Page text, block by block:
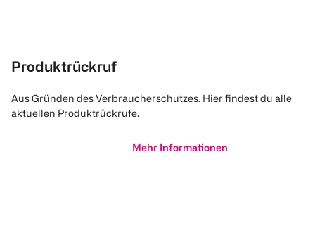
Produktrückruf
Aus Gründen des Verbraucherschutzes. Hier findest du alle
aktuellen Produktrückrufe.
Mehr Informationen